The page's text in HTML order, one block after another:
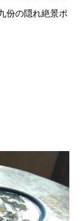
份の隠れ絶景ポ